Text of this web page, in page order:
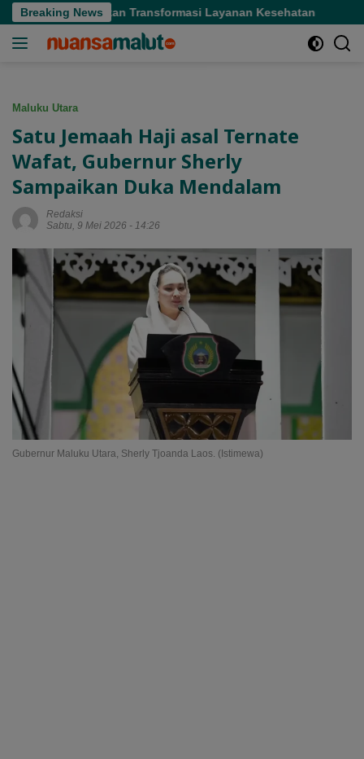
Langsung
ke
Breaking News
Tekankan Transformasi Layanan Kesehatan
Maluku Utara
Satu Jemaah Haji asal Ternate
Wafat, Gubernur Sherly
Sampaikan Duka Mendalam
Redaksi
Sabtu, 9 Mei 2026 - 14:26
Gubernur Maluku Utara, Sherly Tjoanda Laos. (Istimewa)